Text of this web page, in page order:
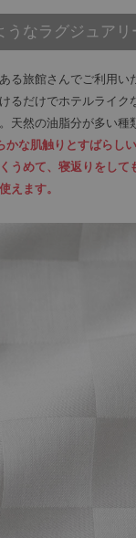
うな ラグジュアリ
る旅館さんでご利用い
るだけでホテルライク
天然の油脂分が多い種
かな肌触りとすばらし
うめて、寝返りをして
えます。